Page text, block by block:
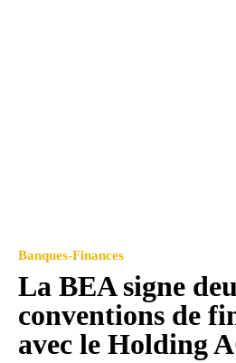
Banques-Finances
La BEA signe
conventions de
avec le Holding